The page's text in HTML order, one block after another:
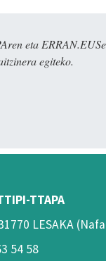
eta
egiteko.
TTAPA
LESAKA
54 58